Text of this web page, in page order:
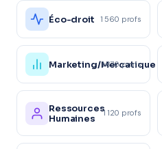
Éco-droit 1 560 profs
Marketing/Mercatique
1 870 profs
Ressources
Humaines
1 120 profs